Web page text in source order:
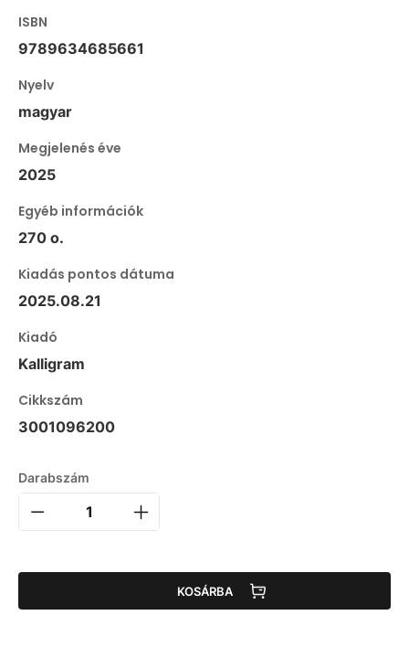
ISBN
9789634685661
Nyelv
magyar
Megjelenés éve
2025
Egyéb információk
270 o.
Kiadás pontos dátuma
2025.08.21
Kiadó
Kalligram
Cikkszám
3001096200
Darabszám
KOSÁRBA